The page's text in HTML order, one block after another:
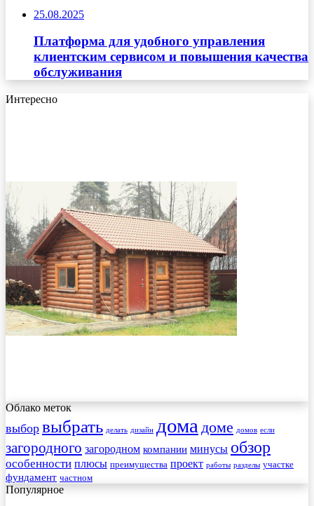
25.08.2025
Платформа для удобного управления
клиентским сервисом и повышения качества
обслуживания
Интересно
Облако меток
выбор выбрать делать дизайн дома доме домов если
загородного загородном компании минусы обзор
особенности плюсы преимущества проект работы разделы участке
фундамент частном
Популярное